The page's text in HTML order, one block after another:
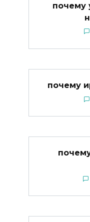
почему
почему